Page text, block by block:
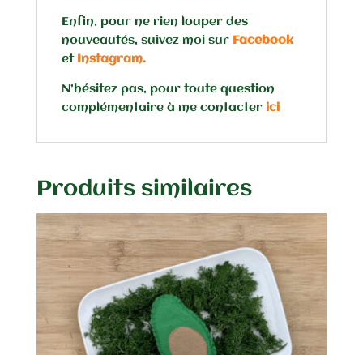
Enfin, pour ne rien louper des
nouveautés, suivez moi sur Facebook
et Instagram.
N’hésitez pas, pour toute question
complémentaire à me contacterici
Produits similaires